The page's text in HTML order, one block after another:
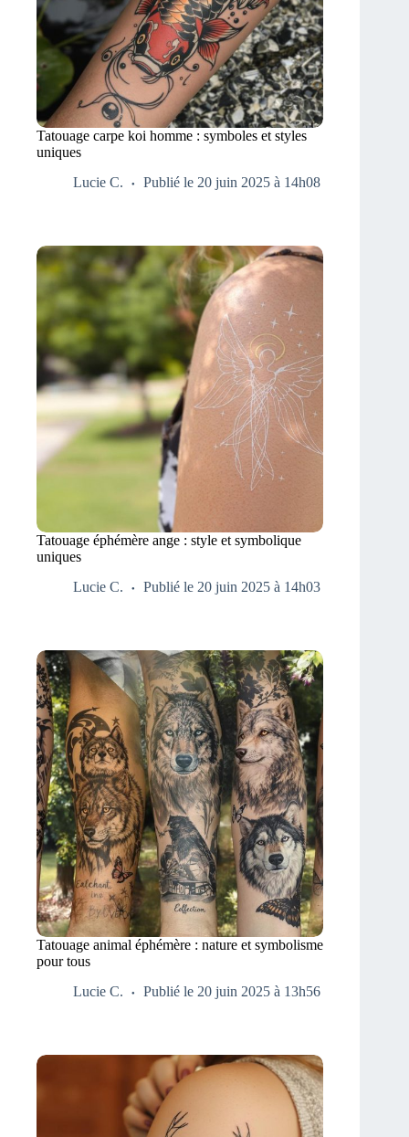
Tatouage carpe koi homme : symboles et styles
uniques
Lucie C.
Publié le 20 juin 2025 à 14h08
Tatouage éphémère ange : style et symbolique
uniques
Lucie C.
Publié le 20 juin 2025 à 14h03
Tatouage animal éphémère : nature et symbolisme
pour tous
Lucie C.
Publié le 20 juin 2025 à 13h56